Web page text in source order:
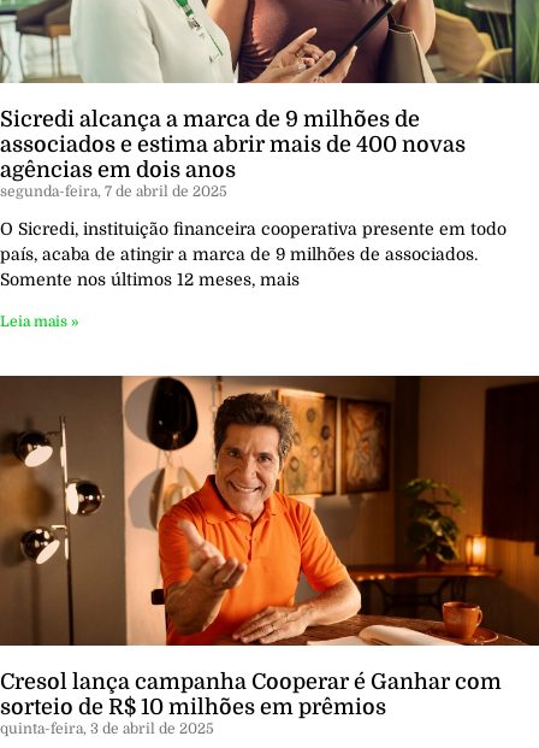
Sicredi alcança a marca de 9 milhões de
associados e estima abrir mais de 400 novas
agências em dois anos
segunda-feira, 7 de abril de 2025
O Sicredi, instituição financeira cooperativa presente em todo
país, acaba de atingir a marca de 9 milhões de associados.
Somente nos últimos 12 meses, mais
Leia mais »
Cresol lança campanha Cooperar é Ganhar com
sorteio de R$ 10 milhões em prêmios
quinta-feira, 3 de abril de 2025